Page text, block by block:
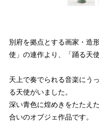
別府を拠点とする画家・造
使」の連作より、「踊る天使
天上で奏でられる音楽にう
る天使がいました。
深い青色に煌めきをたたえ
合いのオブジェ作品です。